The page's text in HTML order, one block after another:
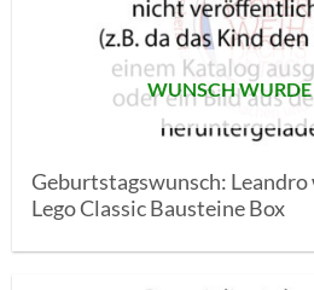
WUNSCH WURDE
Geburtstagswunsch: Leandro
Lego Classic Bausteine Box